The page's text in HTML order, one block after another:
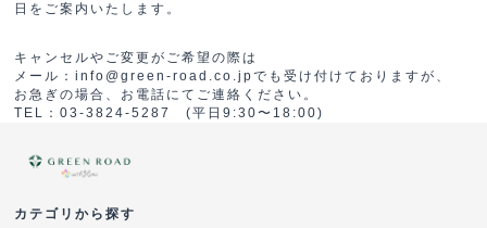
日をご案内いたします。
キャンセルやご変更がご希望の際は
メール：info@green-road.co.jpでも受け付けておりますが、
お急ぎの場合、お電話にてご連絡ください。
TEL：03-3824-5287 (平日9:30〜18:00)
カテゴリから探す